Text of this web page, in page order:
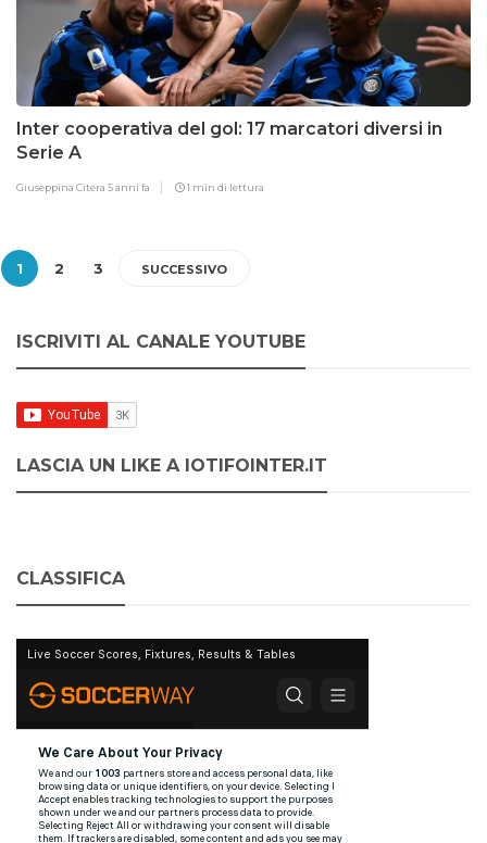
Inter cooperativa del gol: 17 marcatori diversi in
Serie A
Giuseppina Citera 5 anni fa 1 min di lettura
1 2 3 SUCCESSIVO
ISCRIVITI AL CANALE YOUTUBE
LASCIA UN LIKE A IOTIFOINTER.IT
CLASSIFICA